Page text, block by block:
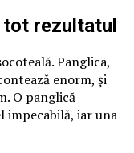
rezultatul
Panglica,
enorm, și
O panglică
iar una